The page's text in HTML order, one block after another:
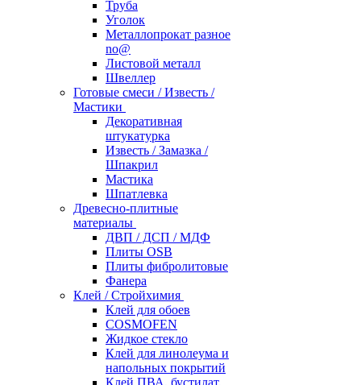
Труба
Уголок
Металлопрокат разное
no@
Листовой металл
Швеллер
Готовые смеси / Известь /
Мастики
Декоративная
штукатурка
Известь / Замазка /
Шпакрил
Мастика
Шпатлевка
Древесно-плитные
материалы
ДВП / ДСП / МДФ
Плиты OSB
Плиты фибролитовые
Фанера
Клей / Стройхимия
Клей для обоев
COSMOFEN
Жидкое стекло
Клей для линолеума и
напольных покрытий
Клей ПВА, бустилат,